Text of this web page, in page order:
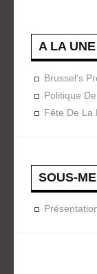
A LA UNE
Brussel's
Politique
Fête De La
SOUS-